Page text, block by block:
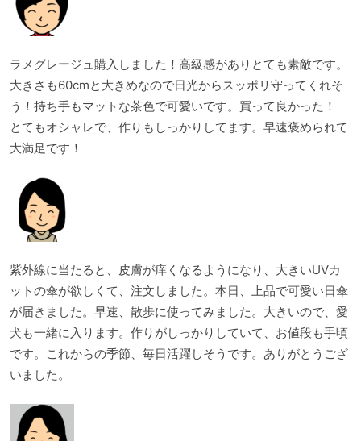
ラメグレージュ購入しました！高級感がありとても素敵です。
大きさも60cmと大きめなので日光からスッポリ守ってくれそ
う！持ち手もマットな茶色で可愛いです。買って良かった！
とてもオシャレで、作りもしっかりしてます。早速褒められて
大満足です！
紫外線に当たると、皮膚が痒くなるようになり、大きいUVカ
ットの傘が欲しくて、注文しました。本日、上品で可愛い日傘
が届きました。早速、散歩に使ってみました。大きいので、愛
犬も一緒に入ります。作りがしっかりしていて、お値段も手頃
です。これからの季節、毎日活躍しそうです。ありがとうござ
いました。